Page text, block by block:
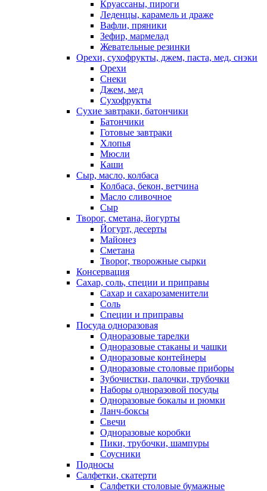
Круассаны, пироги
Леденцы, карамель и драже
Вафли, пряники
Зефир, мармелад
Жевательные резинки
Орехи, сухофрукты, джем, паста, мед, снэки
Орехи
Снеки
Джем, мед
Сухофрукты
Сухие завтраки, батончики
Батончики
Готовые завтраки
Хлопья
Мюсли
Каши
Сыр, масло, колбаса
Колбаса, бекон, ветчина
Масло сливочное
Сыр
Творог, сметана, йогурты
Йогурт, десерты
Майонез
Сметана
Творог, творожные сырки
Консервация
Сахар, соль, специи и приправы
Сахар и сахарозаменители
Соль
Специи и приправы
Посуда одноразовая
Одноразовые тарелки
Одноразовые стаканы и чашки
Одноразовые контейнеры
Одноразовые столовые приборы
Зубочистки, палочки, трубочки
Наборы одноразовой посуды
Одноразовые бокалы и рюмки
Ланч-боксы
Свечи
Одноразовые коробки
Пики, трубочки, шампуры
Соусники
Подносы
Салфетки, скатерти
Салфетки столовые бумажные